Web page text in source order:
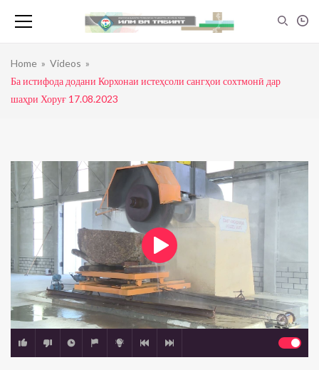
Home » Videos »
Ба истифода додани Корхонаи истеҳсоли сангҳои сохтмонӣ дар
шаҳри Хоруғ 17.08.2023